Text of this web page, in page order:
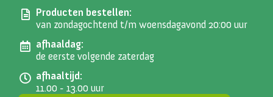
Producten bestellen:
van zondagochtend t/m woensdagavond 20:00 uur
afhaaldag:
de eerste volgende zaterdag
afhaaltijd:
11.00 - 13.00 uur